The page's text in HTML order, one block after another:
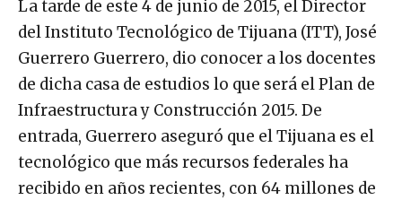
La tarde de este 4 de junio de 2015, el Director
del Instituto Tecnológico de Tijuana (ITT), José
Guerrero Guerrero, dio conocer a los docentes
de dicha casa de estudios lo que será el Plan de
Infraestructura y Construcción 2015. De
entrada, Guerrero aseguró que el Tijuana es el
tecnológico que más recursos federales ha
recibido en años recientes, con 64 millones de